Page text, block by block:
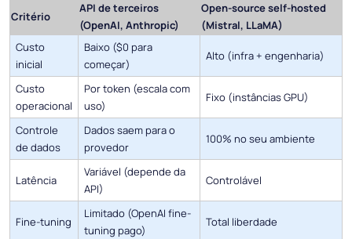
Critério
API de terceiros
(OpenAI, Anthropic)
Open-source self-hosted
(Mistral, LLaMA)
Custo
inicial
Baixo ($0 para
começar)
Alto (infra + engenharia)
Custo
operacional
Por token (escala com
uso)
Fixo (instâncias GPU)
Controle
de dados
Dados saem para o
provedor
100% no seu ambiente
Latência
Variável (depende da
API)
Controlável
Fine-tuning
Limitado (OpenAI fine-
tuning pago)
Total liberdade